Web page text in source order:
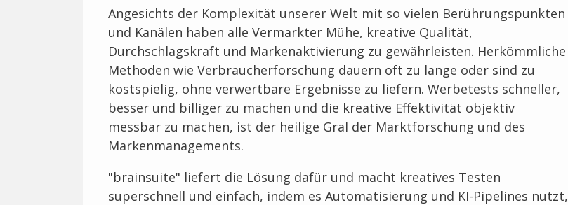
Angesichts der Komplexität unserer Welt mit so vielen Berührungspunkten
und Kanälen haben alle Vermarkter Mühe, kreative Qualität,
Durchschlagskraft und Markenaktivierung zu gewährleisten. Herkömmliche
Methoden wie Verbraucherforschung dauern oft zu lange oder sind zu
kostspielig, ohne verwertbare Ergebnisse zu liefern. Werbetests schneller,
besser und billiger zu machen und die kreative Effektivität objektiv
messbar zu machen, ist der heilige Gral der Marktforschung und des
Markenmanagements.
"brainsuite" liefert die Lösung dafür und macht kreatives Testen
superschnell und einfach, indem es Automatisierung und KI-Pipelines nutzt,